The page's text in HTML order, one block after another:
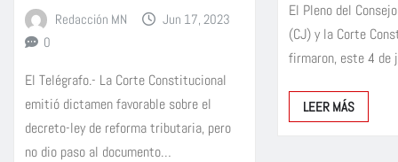
Redacción MN
Jun 17, 2023
0
El Telégrafo.- La Corte Constitucional
emitió dictamen favorable sobre el
decreto-ley de reforma tributaria, pero
no dio paso al documento…
El Pleno del
(CJ) y la Corte
firmaron, este 4 de
LEER MÁS